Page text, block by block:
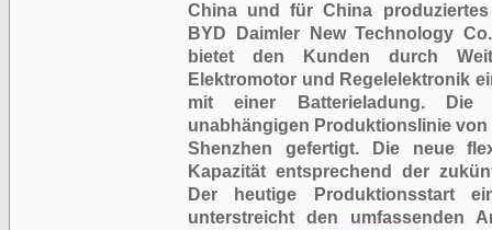
China und für China
BYD Daimler New Technology
bietet den Kunden durch
Elektromotor und Regelelektronik
mit einer Batterieladung.
unabhängigen Produktionslinie
Shenzhen gefertigt. Die neue
Kapazität entsprechend der
Der heutige Produktionsstart
unterstreicht den umfassenden